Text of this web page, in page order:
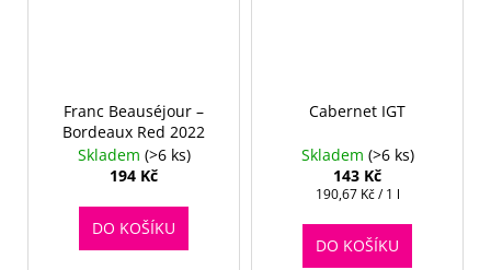
Franc Beauséjour –
Bordeaux Red 2022
Skladem (>6 ks)
194 Kč
DO KOŠÍKU
Cabernet IGT
Skladem (>6 ks)
143 Kč
Měrná
190,67 Kč / 1 l
DO KOŠÍKU